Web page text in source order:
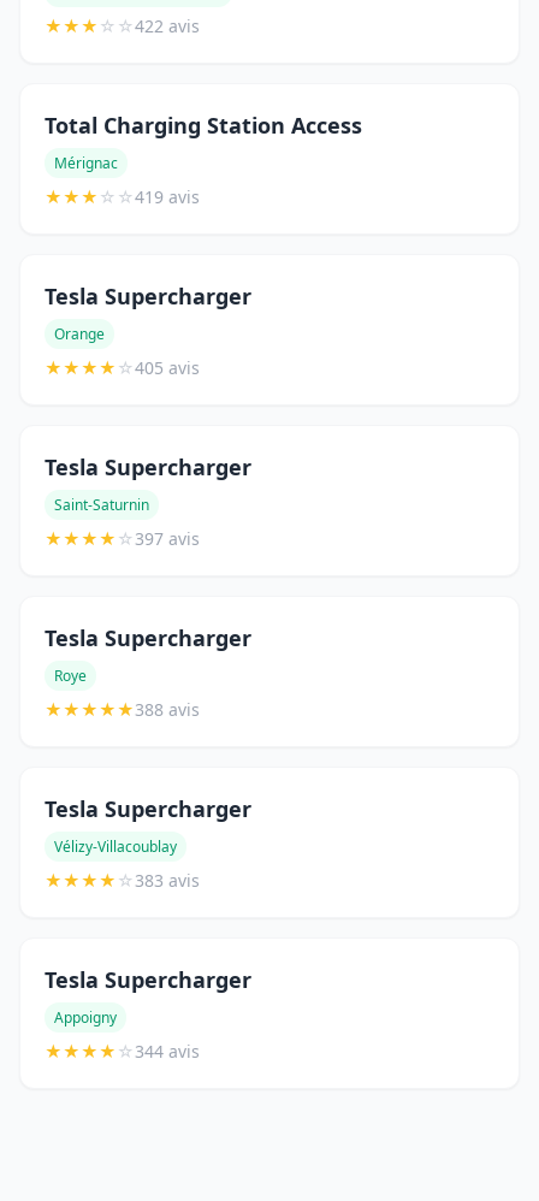
★★★ ☆ ☆422 avis
Total Charging Station Access
Mérignac
★★★ ☆ ☆419 avis
Tesla Supercharger
Orange
★★★★ ☆405 avis
Tesla Supercharger
Saint-Saturnin
★★★★ ☆397 avis
Tesla Supercharger
Roye
★★★★★388 avis
Tesla Supercharger
Vélizy-Villacoublay
★★★★ ☆383 avis
Tesla Supercharger
Appoigny
★★★★ ☆344 avis